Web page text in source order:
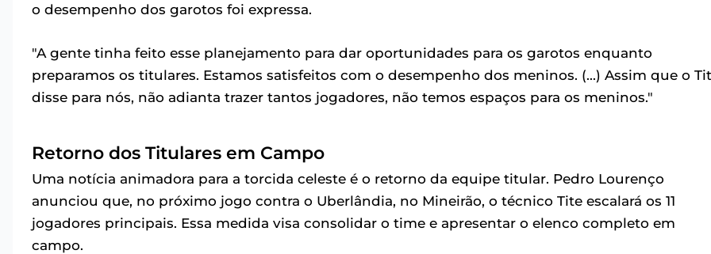
o desempenho dos garotos foi expressa.
"A gente tinha feito esse planejamento para dar oportunidades para os garotos enquanto
preparamos os titulares. Estamos satisfeitos com o desempenho dos meninos. (...) Assim que o
disse para nós, não adianta trazer tantos jogadores, não temos espaços para os meninos."
Retorno dos Titulares em Campo
Uma notícia animadora para a torcida celeste é o retorno da equipe titular. Pedro Lourenço
anunciou que, no próximo jogo contra o Uberlândia, no Mineirão, o técnico Tite escalará os 11
jogadores principais. Essa medida visa consolidar o time e apresentar o elenco completo em
campo.